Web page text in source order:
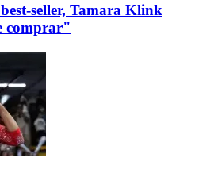
seller, Tamara Klink
comprar"